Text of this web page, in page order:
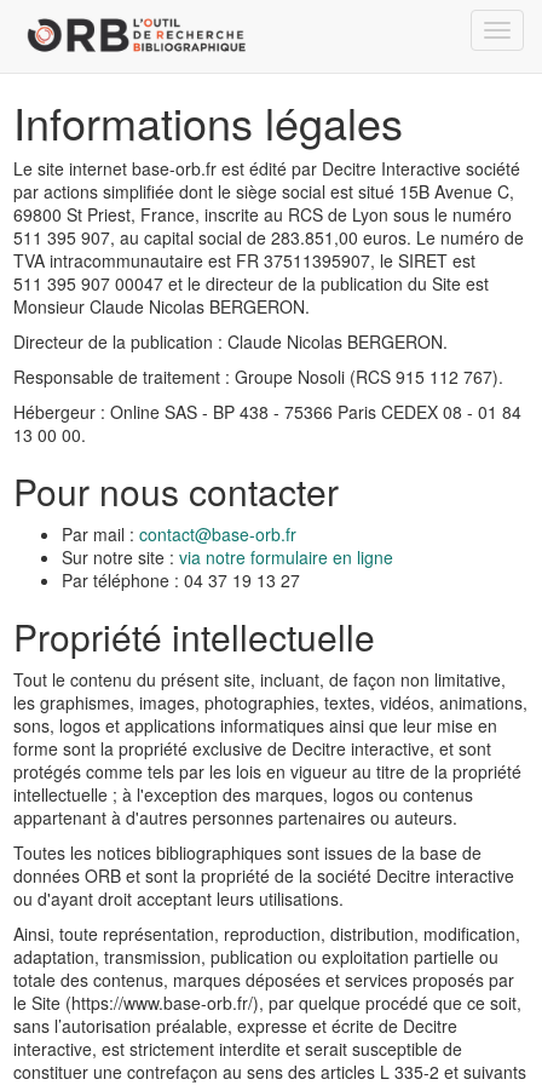
Informations légales
Le site internet base-orb.fr est édité par Decitre Interactive société
par actions simplifiée dont le siège social est situé 15B Avenue C,
69800 St Priest, France, inscrite au RCS de Lyon sous le numéro
511 395 907, au capital social de 283.851,00 euros. Le numéro de
TVA intracommunautaire est FR 37511395907, le SIRET est
511 395 907 00047 et le directeur de la publication du Site est
Monsieur Claude Nicolas BERGERON.
Directeur de la publication : Claude Nicolas BERGERON.
Responsable de traitement : Groupe Nosoli (RCS 915 112 767).
Hébergeur : Online SAS - BP 438 - 75366 Paris CEDEX 08 - 01 84
13 00 00.
Pour nous contacter
Par mail :contact@base-orb.fr
Sur notre site :via notre formulaire en ligne
Par téléphone : 04 37 19 13 27
Propriété intellectuelle
Tout le contenu du présent site, incluant, de façon non limitative,
les graphismes, images, photographies, textes, vidéos, animations,
sons, logos et applications informatiques ainsi que leur mise en
forme sont la propriété exclusive de Decitre interactive, et sont
protégés comme tels par les lois en vigueur au titre de la propriété
intellectuelle ; à l'exception des marques, logos ou contenus
appartenant à d'autres personnes partenaires ou auteurs.
Toutes les notices bibliographiques sont issues de la base de
données ORB et sont la propriété de la société Decitre interactive
ou d'ayant droit acceptant leurs utilisations.
Ainsi, toute représentation, reproduction, distribution, modification,
adaptation, transmission, publication ou exploitation partielle ou
totale des contenus, marques déposées et services proposés par
le Site (https://www.base-orb.fr/), par quelque procédé que ce soit,
sans l’autorisation préalable, expresse et écrite de Decitre
interactive, est strictement interdite et serait susceptible de
constituer une contrefaçon au sens des articles L 335-2 et suivants